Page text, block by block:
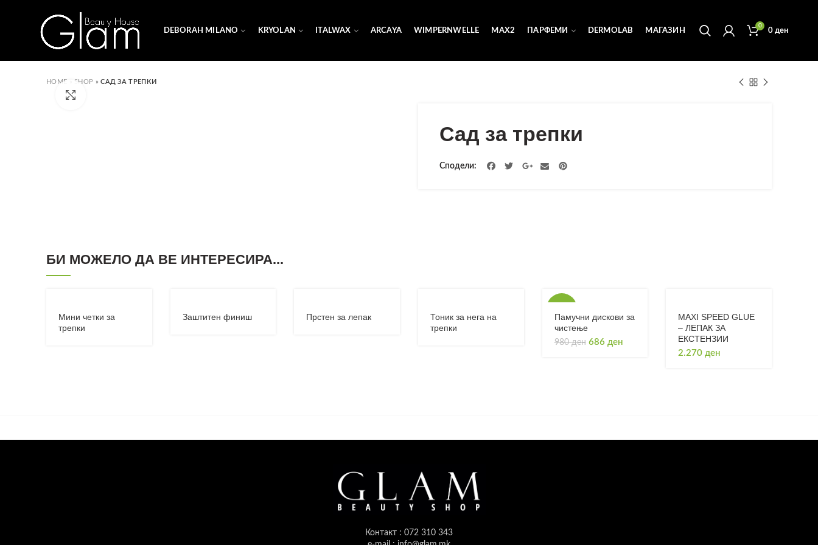
DEBORAH MILANO KRYOLAN ITALWAX ARCAYA WIMPERNWELLE MAX2 ПАРФЕМИ DERMOLAB МАГАЗИН
0
0ден
HOME »SHOP »САД ЗА ТРЕПКИ
Сад за трепки
Сподели
БИ МОЖЕЛО ДА ВЕ ИНТЕРЕСИРА...
Мини четки за
трепки
Заштитен финиш Прстен за лепак
Тоник за нега на
трепки
Памучни дискови за
чистење
980ден Original
686 денCurrent
MAXI SPEED GLUE
– ЛЕПАК ЗА
ЕКСТЕНЗИИ
2.270ден
Контакт : 072 310 343